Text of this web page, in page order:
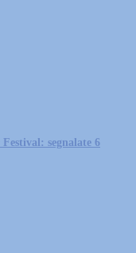
segnalate 6